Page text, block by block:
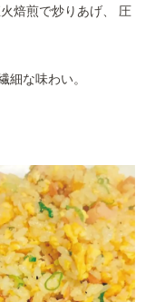
焙煎で炒りあげ、 圧
な味わい。
際はこれより長い場合も
斗
詳